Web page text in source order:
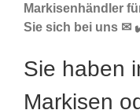
Markisenhändler
Sie sich bei uns ✉
Sie haben
Markisen